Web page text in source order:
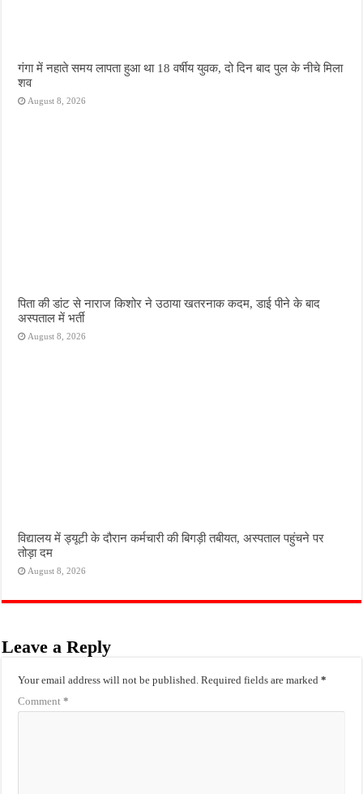
गंगा में नहाते समय लापता हुआ था 18 वर्षीय युवक, दो दिन बाद पुल के नीचे मिला
शव
August 8, 2026
पिता की डांट से नाराज किशोर ने उठाया खतरनाक कदम, डाई पीने के बाद
अस्पताल में भर्ती
August 8, 2026
विद्यालय में ड्यूटी के दौरान कर्मचारी की बिगड़ी तबीयत, अस्पताल पहुंचने पर
तोड़ा दम
August 8, 2026
Leave a Reply
Your email address will not be published. Required fields are marked*
Comment*